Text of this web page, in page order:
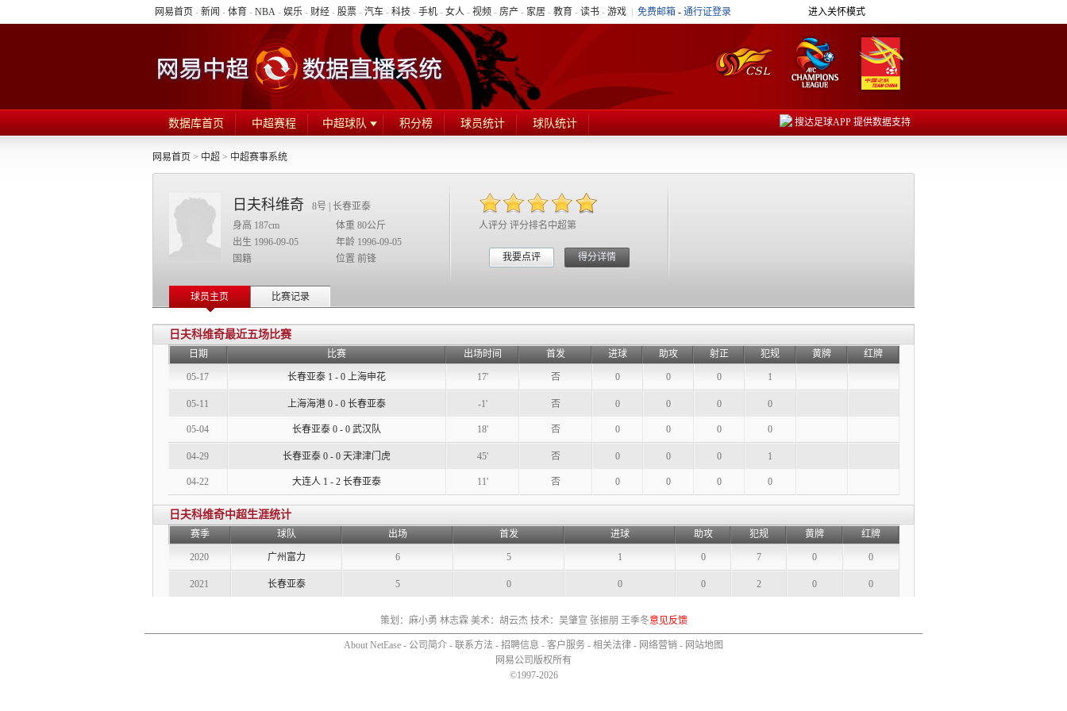
网易首页 - 新闻 - 体育 - NBA - 娱乐 - 财经 - 股票 - 汽车 - 科技 - 手机 - 女人 - 视频 - 房产 - 家居 - 教育 - 读书 - 游戏 免费邮箱 - 通行证登录 进入关怀模式
数据库首页 中超赛程 中超球队 积分榜 球员统计 球队统计 搜达足球APP 提供数据支持
网易首页 > 中超 > 中超赛事系统
日夫科维奇
8号 | 长春亚泰
身高 187cm
体重 80公斤
出生 1996-09-05
年龄 1996-09-05
国籍
位置 前锋
人评分 评分排名中超第
我要点评 得分详情
球员主页 比赛记录
日夫科维奇最近五场比赛
日期 比赛 出场时间 首发 进球 助攻 射正 犯规 黄牌 红牌
05-17 长春亚泰 1 - 0 上海申花 17' 否 0 0 0 1
05-11 上海海港 0 - 0 长春亚泰 -1' 否 0 0 0 0
05-04 长春亚泰 0 - 0 武汉队 18' 否 0 0 0 0
04-29 长春亚泰 0 - 0 天津津门虎 45' 否 0 0 0 1
04-22 大连人 1 - 2 长春亚泰 11' 否 0 0 0 0
日夫科维奇中超生涯统计
赛季 球队 出场 首发 进球 助攻 犯规 黄牌 红牌
2020 广州富力 6 5 1 0 7 0 0
2021 长春亚泰 5 0 0 0 2 0 0
策划：麻小勇 林志霖 美术：胡云杰 技术：吴肇宣 张振朋 王季冬意见反馈
About NetEase - 公司简介 - 联系方法 - 招聘信息 - 客户服务 - 相关法律 - 网络营销 - 网站地图
网易公司版权所有
©1997-2026